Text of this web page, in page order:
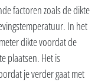
factoren zoals de dikte
In het
dikte voordat de
plaatsen. Het is
je verder gaat met